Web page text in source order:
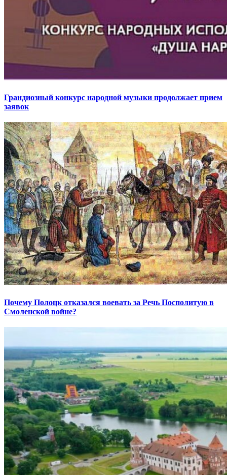
Грандиозный конкурс народной музыки продолжает прием
заявок
Почему Полоцк отказался воевать за Речь Посполитую в
Смоленской войне?